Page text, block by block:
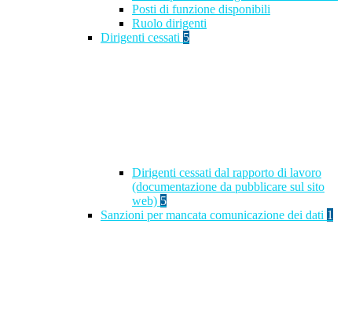
Posti di funzione disponibili
Ruolo dirigenti
Dirigenti cessati 5
Dirigenti cessati dal rapporto di lavoro
(documentazione da pubblicare sul sito
web) 5
Sanzioni per mancata comunicazione dei dati 1